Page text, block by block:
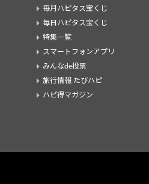
毎月ハピタス宝くじ
毎日ハピタス宝くじ
特集一覧
スマートフォンアプリ
みんなde投票
旅行情報 たびハピ
ハピ得マガジン